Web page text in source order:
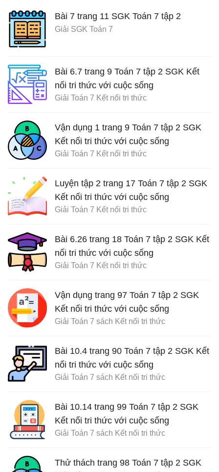
Bài 7 trang 11 SGK Toán 7 tập 2
Giải SGK Toán 7
Bài 6.7 trang 9 Toán 7 tập 2 SGK Kết
nối tri thức với cuộc sống
Giải Toán 7 Kết nối tri thức
Vận dụng 1 trang 9 Toán 7 tập 2 SGK
Kết nối tri thức với cuộc sống
Giải Toán 7 Kết nối tri thức
Luyện tập 2 trang 17 Toán 7 tập 2 SGK
Kết nối tri thức với cuộc sống
Giải Toán 7 Kết nối tri thức
Bài 6.26 trang 18 Toán 7 tập 2 SGK Kết
nối tri thức với cuộc sống
Giải Toán 7 Kết nối tri thức
Vận dụng trang 97 Toán 7 tập 2 SGK
Kết nối tri thức với cuộc sống
Giải Toán 7 sách Kết nối tri thức
Bài 10.4 trang 90 Toán 7 tập 2 SGK Kết
nối tri thức với cuộc sống
Giải Toán 7 sách Kết nối tri thức
Bài 10.14 trang 99 Toán 7 tập 2 SGK
Kết nối tri thức với cuộc sống
Giải Toán 7 sách Kết nối tri thức
Thử thách trang 98 Toán 7 tập 2 SGK